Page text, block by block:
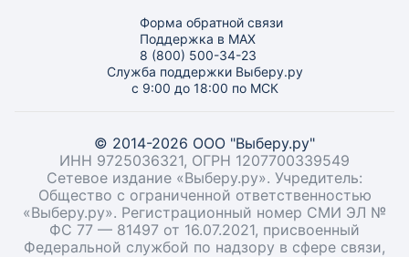
Форма обратной связи
Поддержка в MAX
8 (800) 500-34-23
Служба поддержки Выберу.ру
с 9:00 до 18:00 по МСК
© 2014-2026 ООО "Выберу.ру"
ИНН 9725036321, ОГРН 1207700339549
Сетевое издание «Выберу.ру». Учредитель:
Общество с ограниченной ответственностью
«Выберу.ру». Регистрационный номер СМИ ЭЛ №
ФС 77 — 81497 от 16.07.2021, присвоенный
Федеральной службой по надзору в сфере связи,